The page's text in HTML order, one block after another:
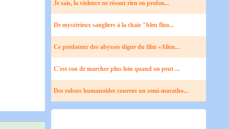
Je sais, la violence ne résout rien en profon...
De mystérieux sangliers à la chair "bleu fluo...
Ce prédateur des abysses digne du film «Alien...
C'est con de marcher plus loin quand on peut ...
Des robots humanoïdes courent un semi-maratho...